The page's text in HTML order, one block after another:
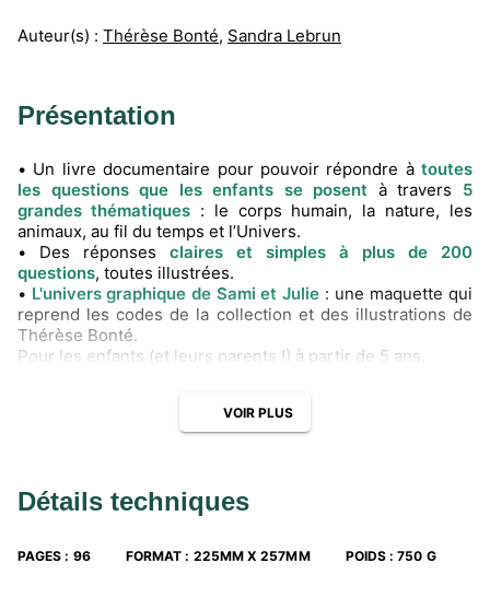
Auteur(s) : Thérèse Bonté, Sandra Lebrun
Présentation
• Un livre documentaire pour pouvoir répondre à toutes
les questions que les enfants se posent à travers 5
grandes thématiques : le corps humain, la nature, les
animaux, au fil du temps et l’Univers.
• Des réponses claires et simples à plus de 200
questions, toutes illustrées.
• L'univers graphique de Sami et Julie : une maquette qui
reprend les codes de la collection et des illustrations de
Thérèse Bonté.
Pour les enfants (et leurs parents !) à partir de 5 ans.
VOIR PLUS
Détails techniques
PAGES : 96 FORMAT : 225MM X 257MM POIDS :750 G